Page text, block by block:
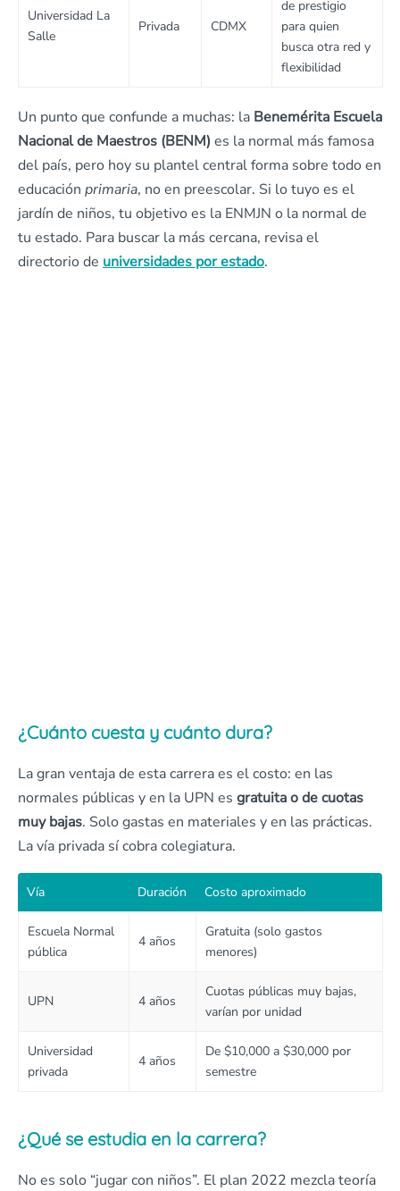
Universidad La
Salle
Privada CDMX
de prestigio
para quien
busca otra red y
flexibilidad
Un punto que confunde a muchas: la Benemérita Escuela
Nacional de Maestros (BENM) es la normal más famosa
del país, pero hoy su plantel central forma sobre todo en
educación primaria, no en preescolar. Si lo tuyo es el
jardín de niños, tu objetivo es la ENMJN o la normal de
tu estado. Para buscar la más cercana, revisa el
directorio de universidades por estado.
¿Cuánto cuesta y cuánto dura?
La gran ventaja de esta carrera es el costo: en las
normales públicas y en la UPN es gratuita o de cuotas
muy bajas. Solo gastas en materiales y en las prácticas.
La vía privada sí cobra colegiatura.
Vía Duración Costo aproximado
Escuela Normal
pública
4 años
Gratuita (solo gastos
menores)
UPN 4 años
Cuotas públicas muy bajas,
varían por unidad
Universidad
privada
4 años
De $10,000 a $30,000 por
semestre
¿Qué se estudia en la carrera?
No es solo “jugar con niños”. El plan 2022 mezcla teoría